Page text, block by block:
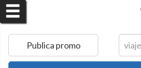
Publica promo